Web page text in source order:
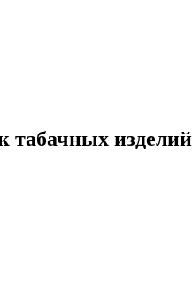
табачных изделий